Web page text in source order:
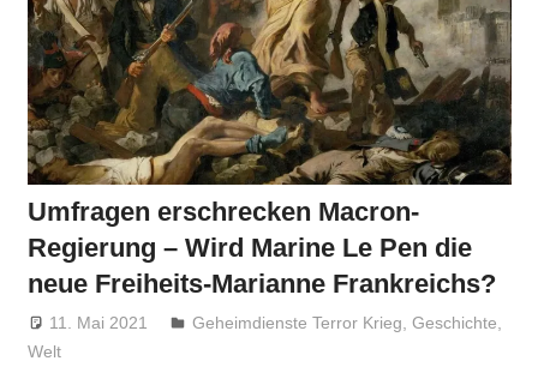
Umfragen erschrecken Macron-
Regierung – Wird Marine Le Pen die
neue Freiheits-Marianne Frankreichs?
11. Mai 2021 Niki Vogt
Geheimdienste Terror Krieg ,Geschichte
Welt